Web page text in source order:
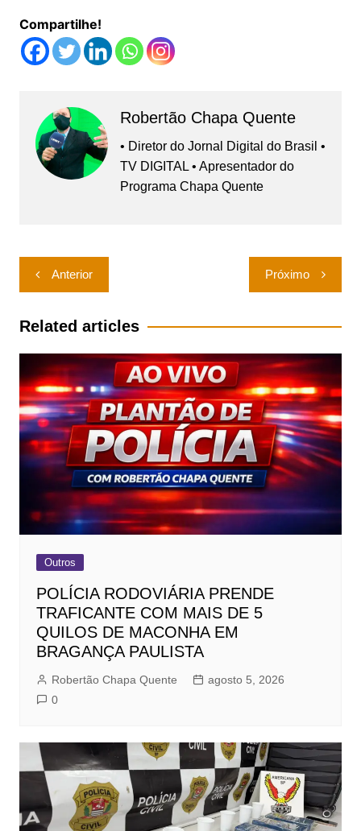
Compartilhe!
Robertão Chapa Quente
• Diretor do Jornal Digital do Brasil •
TV DIGITAL • Apresentador do
Programa Chapa Quente
Navegação
de
Post
Anterior Próximo
Related articles
Outros
POLÍCIA RODOVIÁRIA PRENDE
TRAFICANTE COM MAIS DE 5
QUILOS DE MACONHA EM
BRAGANÇA PAULISTA
Robertão Chapa Quente
agosto 5, 2026
0